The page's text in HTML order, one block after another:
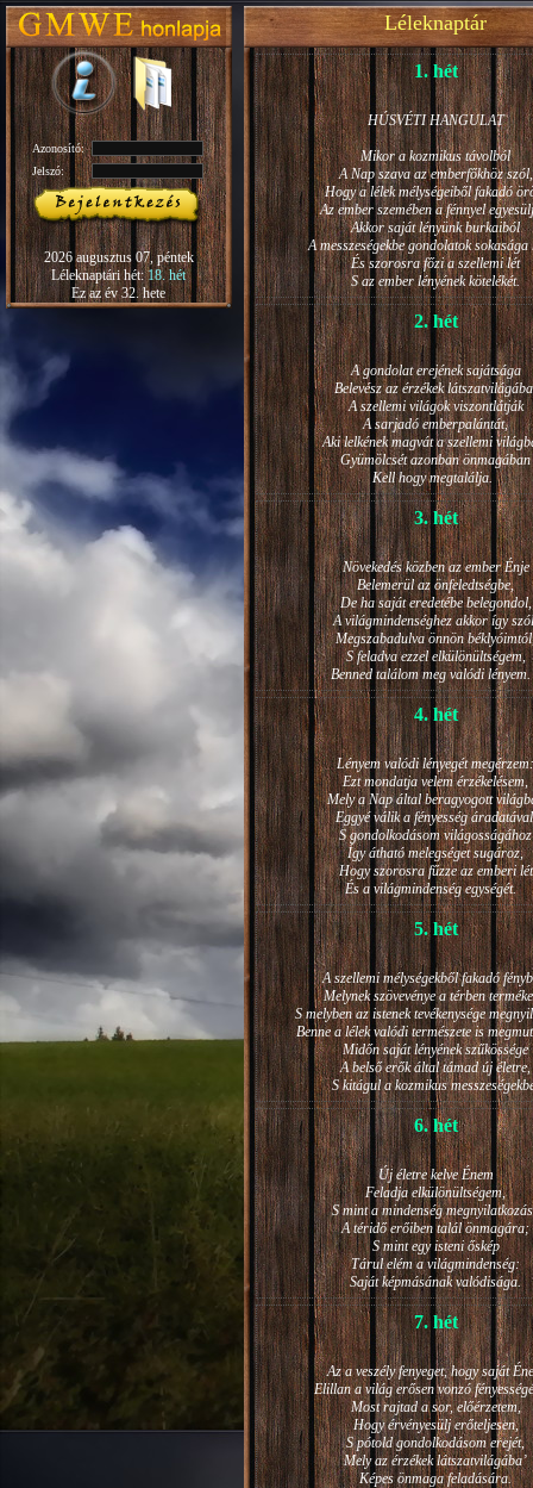
Azonosító:
Jelszó:
2026 augusztus 07, péntek
Léleknaptári hét:18. hét
Ez az év 32. hete
Léleknaptár
1. hét
HÚSVÉTI HANGULAT
Mikor a kozmikus távolból
A Nap szava az emberfőkhöz szól,
Hogy a lélek mélységeiből fakadó
Az ember szemében a fénnyel
Akkor saját lényünk burkaiból
A messzeségekbe gondolatok sokasága
És szorosra főzi a szellemi lét
S az ember lényének kötelékét.
2. hét
A gondolat erejének sajátsága
Belevész az érzékek
A szellemi világok viszontlátják
A sarjadó emberpalántát,
Aki lelkének magvát a szellemi
Gyümölcsét azonban önmagában
Kell hogy megtalálja.
3. hét
Növekedés közben az ember Énje
Belemerül az önfeledtségbe,
De ha saját eredetébe belegondol,
A világmindenséghez akkor így
Megszabadulva önnön
S feladva ezzel elkülönültségem,
Benned találom meg valódi
4. hét
Lényem valódi lényegét megérzem:
Ezt mondatja velem érzékelésem,
Mely a Nap által beragyogott
Eggyé válik a fényesség
S gondolkodásom világosságához
Így átható melegséget sugároz,
Hogy szorosra fűzze az emberi lét
És a világmindenség egységét.
5. hét
A szellemi mélységekből fakadó
Melynek szövevénye a térben
S melyben az istenek tevékenysége
Benne a lélek valódi természete is
Midőn saját lényének szűkössége
A belső erők által támad új életre,
S kitágul a kozmikus
6. hét
Új életre kelve Énem
Feladja elkülönültségem,
S mint a mindenség
A téridő erőiben talál önmagára;
S mint egy isteni őskép
Tárul elém a világmindenség:
Saját képmásának valódisága.
7. hét
Az a veszély fenyeget, hogy saját
Elillan a világ erősen vonzó
Most rajtad a sor, előérzetem,
Hogy érvényesülj erőteljesen,
S pótold gondolkodásom erejét,
Mely az érzékek látszatvilágába’
Képes önmaga feladására.